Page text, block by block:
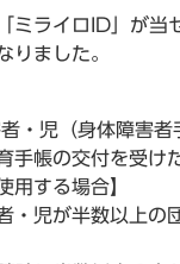
ミライロID」が当
りました。
・児（身体障害
手帳の交付を受け
用する場合】
・児が半数以上の